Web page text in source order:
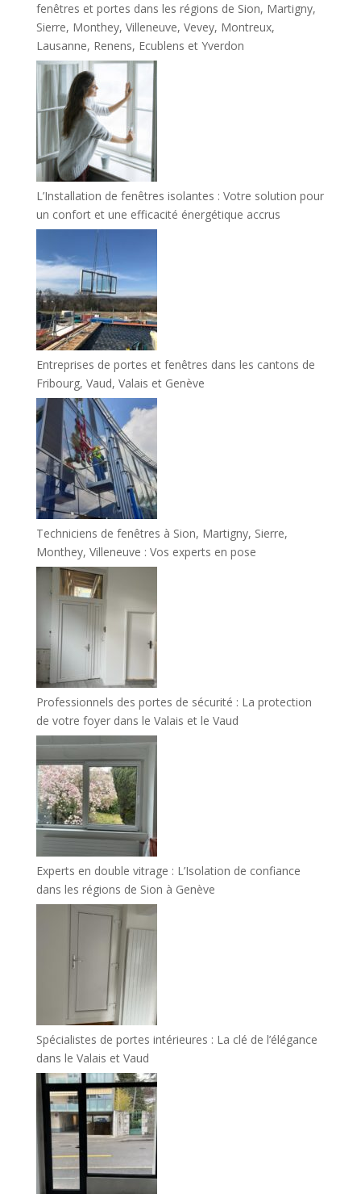
fenêtres et portes dans les régions de Sion, Martigny,
Sierre, Monthey, Villeneuve, Vevey, Montreux,
Lausanne, Renens, Ecublens et Yverdon
L’Installation de fenêtres isolantes : Votre solution pour
un confort et une efficacité énergétique accrus
Entreprises de portes et fenêtres dans les cantons de
Fribourg, Vaud, Valais et Genève
Techniciens de fenêtres à Sion, Martigny, Sierre,
Monthey, Villeneuve : Vos experts en pose
Professionnels des portes de sécurité : La protection
de votre foyer dans le Valais et le Vaud
Experts en double vitrage : L’Isolation de confiance
dans les régions de Sion à Genève
Spécialistes de portes intérieures : La clé de l’élégance
dans le Valais et Vaud